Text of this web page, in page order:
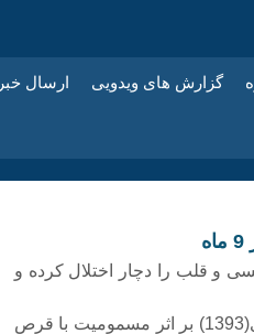
گزارش های ویدویی ارسال خبر
قلب را دچار اختلال کرده و
152 نفر در استان تهران از فروردین تا آذر سال جاری(1393) بر اثر مسمومیت با قرص